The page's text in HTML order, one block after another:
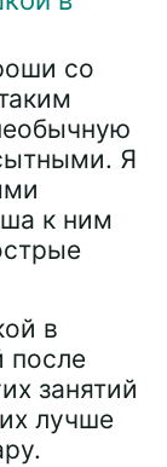
со
Я
к ним
в
после
занятий
лучше